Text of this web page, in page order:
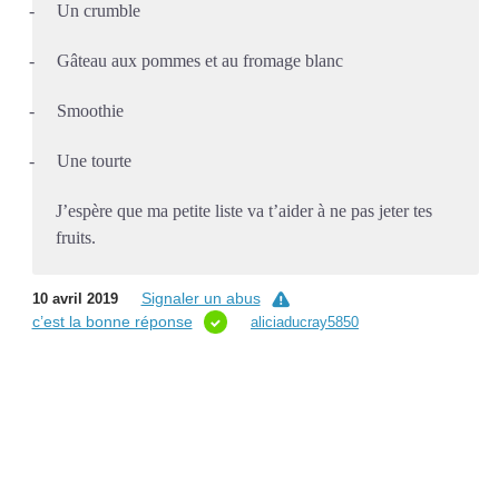
- Un crumble
- Gâteau aux pommes et au fromage blanc
- Smoothie
- Une tourte
J’espère que ma petite liste va t’aider à ne pas jeter tes
fruits.
10 avril 2019
Signaler un abus
c’est la bonne réponse
aliciaducray5850